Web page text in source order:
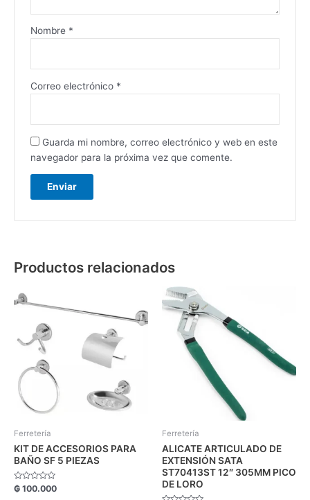
Nombre *
Correo electrónico *
Guarda mi nombre, correo electrónico y web en este
navegador para la próxima vez que comente.
Productos relacionados
Ferretería
KIT DE ACCESORIOS PARA
BAÑO SF 5 PIEZAS
Valorado
con
₲ 100.000
Ferretería
ALICATE ARTICULADO DE
EXTENSIÓN SATA
ST70413ST 12″ 305MM PICO
DE LORO